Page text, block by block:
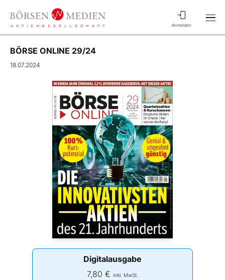
Anmelden
BÖRSE ONLINE 29/24
18.07.2024
Digitalausgabe
7,80 € inkl. MwSt.